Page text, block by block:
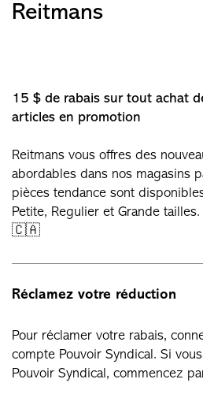
Reitmans
15 $ de rabais sur tout achat
articles en promotion
Reitmans vous offres des
abordables dans nos magasins
pièces tendance sont
Petite, Regulier et Grande tailles.
🇨🇦
Réclamez votre réduction
Pour réclamer votre rabais,
compte Pouvoir Syndical. Si
Pouvoir Syndical, commencez